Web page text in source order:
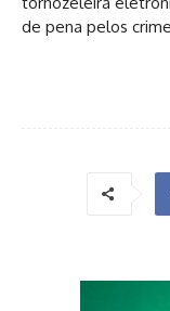
de pena pelos